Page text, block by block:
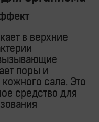
в верхние
поры и
сала. Это
средство для